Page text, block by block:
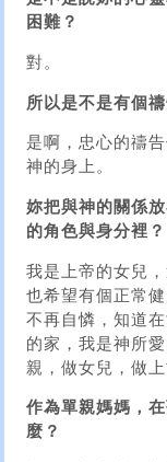
困難？
對。
所以是不是有個
是啊，忠心的禱
神的身上。
妳把與神的關係
的角色與身分裡？
我是上帝的女兒
也希望有個正常
不再自憐，知道
的家，我是神所
親，做女兒，做
作為單親媽媽，
麼？